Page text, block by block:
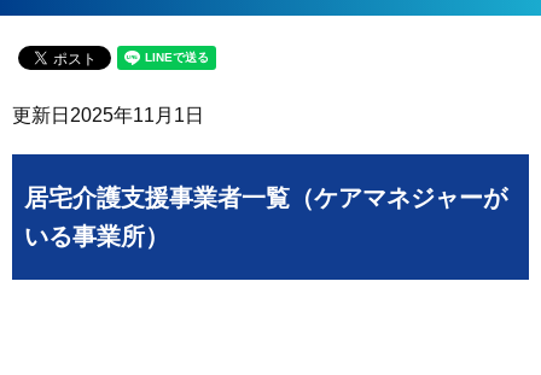
更新日 2025年11月1日
居宅介護支援事業者一覧（ケアマネジャーが
いる事業所）